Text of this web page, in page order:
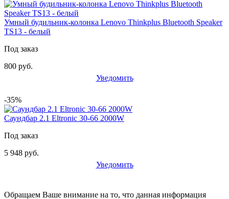
Умный будильник-колонка Lenovo Thinkplus Bluetooth Speaker
TS13 - белый
Под заказ
800 руб.
Уведомить
-35%
Саундбар 2.1 Eltronic 30-66 2000W
Под заказ
5 948 руб.
Уведомить
Обращаем Ваше внимание на то, что данная информация